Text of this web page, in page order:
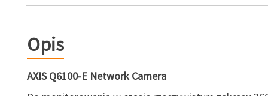
Opis
AXIS Q6100-E Network Camera